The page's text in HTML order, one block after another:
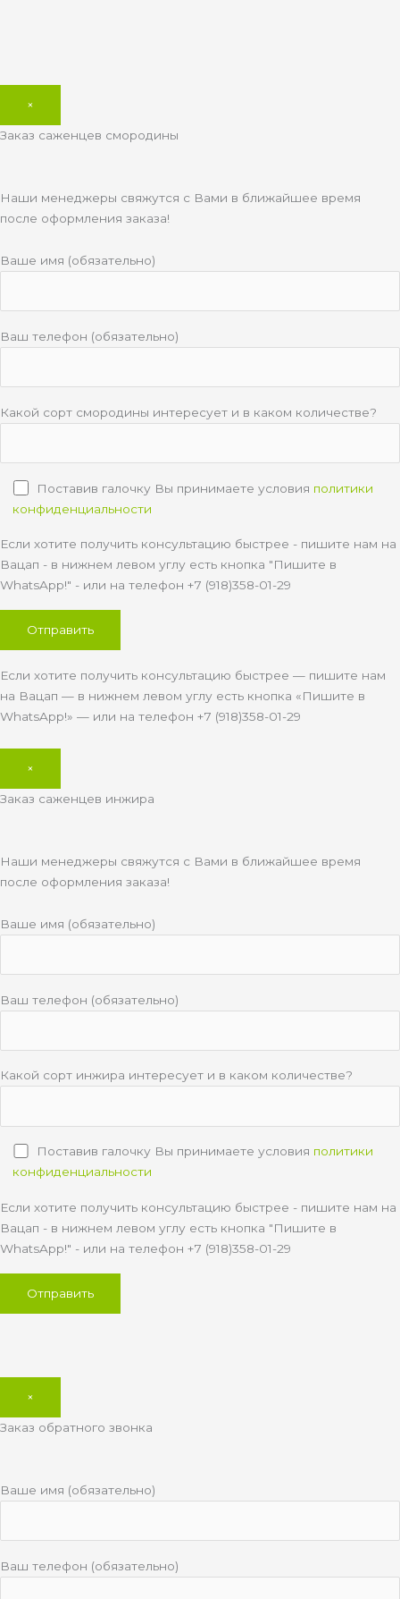
×
Заказ саженцев смородины
Наши менеджеры свяжутся с Вами в ближайшее время
после оформления заказа!
Ваше имя (обязательно)
Ваш телефон (обязательно)
Какой сорт смородины интересует и в каком количестве?
Поставив галочку Вы принимаете условия политики
конфиденциальности
Если хотите получить консультацию быстрее - пишите нам на
Вацап - в нижнем левом углу есть кнопка "Пишите в
WhatsApp!" - или на телефон +7 (918)358-01-29
Если хотите получить консультацию быстрее — пишите нам
на Вацап — в нижнем левом углу есть кнопка «Пишите в
WhatsApp!» — или на телефон +7 (918)358-01-29
×
Заказ саженцев инжира
Наши менеджеры свяжутся с Вами в ближайшее время
после оформления заказа!
Ваше имя (обязательно)
Ваш телефон (обязательно)
Какой сорт инжира интересует и в каком количестве?
Поставив галочку Вы принимаете условия политики
конфиденциальности
Если хотите получить консультацию быстрее - пишите нам на
Вацап - в нижнем левом углу есть кнопка "Пишите в
WhatsApp!" - или на телефон +7 (918)358-01-29
×
Заказ обратного звонка
Ваше имя (обязательно)
Ваш телефон (обязательно)